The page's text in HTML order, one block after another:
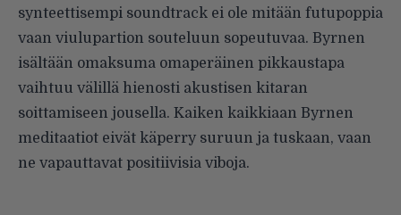
synteettisempi soundtrack ei ole mitään futupoppia
vaan viulupartion souteluun sopeutuvaa. Byrnen
isältään omaksuma omaperäinen pikkaustapa
vaihtuu välillä hienosti akustisen kitaran
soittamiseen jousella. Kaiken kaikkiaan Byrnen
meditaatiot eivät käperry suruun ja tuskaan, vaan
ne vapauttavat positiivisia viboja.